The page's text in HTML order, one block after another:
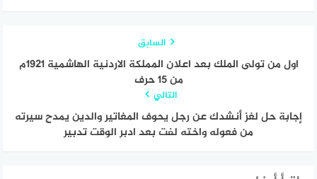
السابق
اول من تولى الملك بعد اعلان المملكة الاردنية الهاشمية 1921م
من 15 حرف
التالي
إجابة حل لغز أنشدك عن رجل يحوف المغاتير والدين يمدح سيرته
من فعوله واخته لفت بعد ادبر الوقت تدبير